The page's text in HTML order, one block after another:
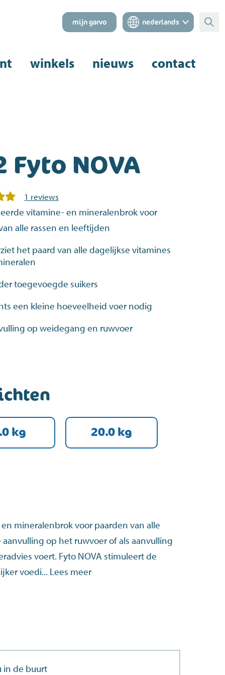
mijn garvo nederlands
winkels nieuws contact
Fyto NOVA
1 reviews
vitamine- en mineralenbrok voor
alle rassen en leeftijden
het paard van alle dagelijkse vitamines
toegevoegde suikers
een kleine hoeveelheid voer nodig
op weidegang en ruwvoer
kg 20.0 kg
mineralenbrok voor paarden van alle
op het ruwvoer of als aanvulling
voert. Fyto NOVA stimuleert de
voedi... Lees meer
in de buurt